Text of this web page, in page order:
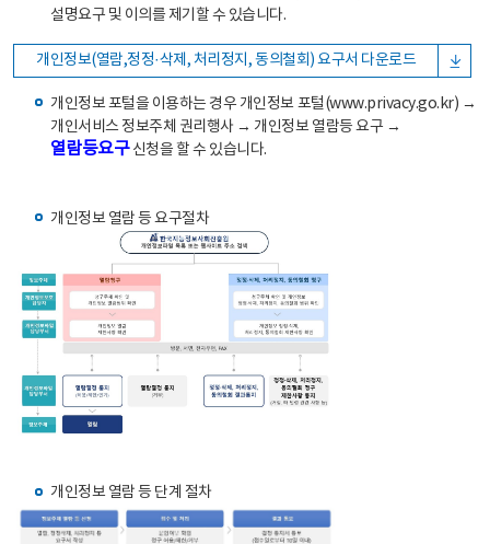
설명요구 및 이의를 제기할 수 있습니다.
개인정보(열람,정정·삭제, 처리정지, 동의철회) 요구서 다운로드
개인정보 포털을 이용하는 경우 개인정보 포털(www.privacy.go.kr) →
개인서비스 정보주체 권리행사 → 개인정보 열람등 요구 →
열람등요구신청을 할 수 있습니다.
개인정보 열람 등 요구절차
개인정보 열람 등 단계 절차